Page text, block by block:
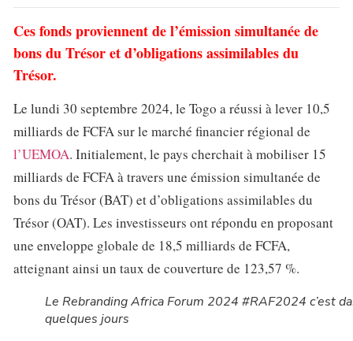
Ces fonds proviennent de l’émission simultanée de
bons du Trésor et d’obligations assimilables du
Trésor.
Le lundi 30 septembre 2024, le Togo a réussi à lever 10,5
milliards de FCFA sur le marché financier régional de
l’UEMOA. Initialement, le pays cherchait à mobiliser 15
milliards de FCFA à travers une émission simultanée de
bons du Trésor (BAT) et d’obligations assimilables du
Trésor (OAT). Les investisseurs ont répondu en proposant
une enveloppe globale de 18,5 milliards de FCFA,
atteignant ainsi un taux de couverture de 123,57 %.
Le Rebranding Africa Forum 2024 #RAF2024 c’est
quelques jours